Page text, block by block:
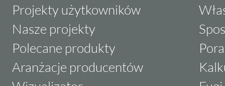
Projekty użytkowników
Nasze projekty
Polecane produkty
Aranżacje producentów